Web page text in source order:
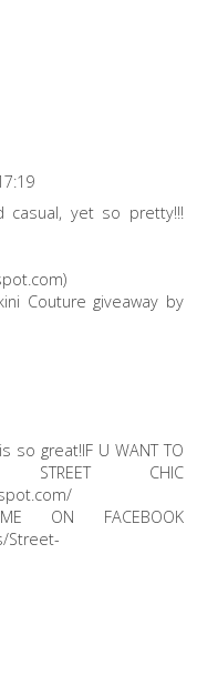
casual, yet so pretty!!!
Couture giveaway by
great!IF U WANT TO
CHIC
ON FACEBOOK
Street-